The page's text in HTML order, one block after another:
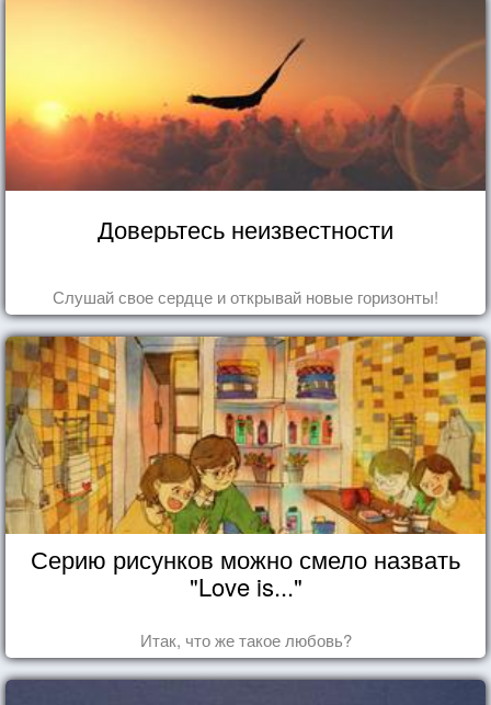
Доверьтесь неизвестности
Слушай свое сердце и открывай новые горизонты!
Серию рисунков можно смело назвать
"Love is..."
Итак, что же такое любовь?